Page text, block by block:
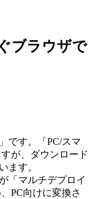
ブラウザで
です。「PC/スマ
が、ダウンロード
ます。
「マルチデプロイ
PC向けに変換さ